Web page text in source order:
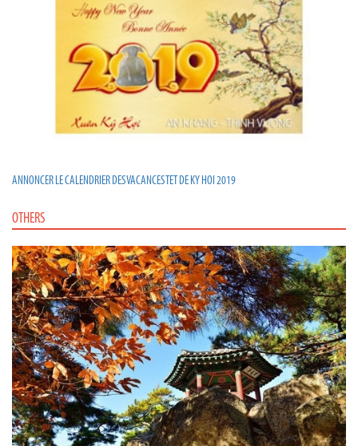
ANNONCER LE CALENDRIER DES VACANCES TET DE KY HOI 2019
OTHERS